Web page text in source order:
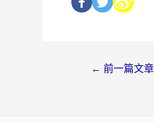
← 前一篇文章